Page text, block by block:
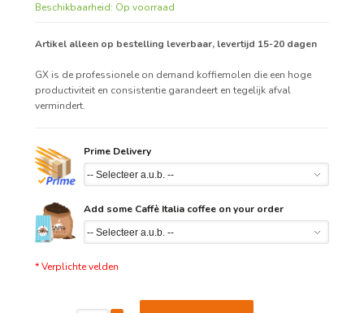
Beschikbaarheid: Op voorraad
Artikel alleen op bestelling leverbaar, levertijd 15-20 dagen
GX is de professionele on demand koffiemolen die een hoge
productiviteit en consistentie garandeert en tegelijk afval
vermindert.
Prime Delivery
Add some Caffè Italia coffee on your order
* Verplichte velden